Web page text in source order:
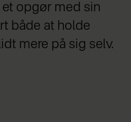
opgør med sin
både at holde
mere på sig selv.